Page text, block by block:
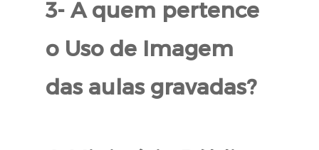
3- A quem pertence
o Uso de Imagem
das aulas gravadas?